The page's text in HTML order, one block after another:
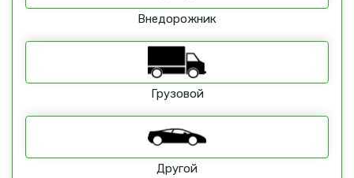
Внедорожник
Грузовой
Другой